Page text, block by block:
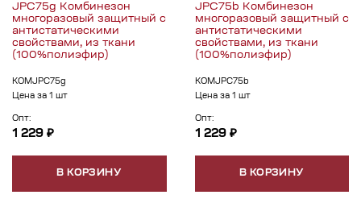
JPC75g Комбинезон
многоразовый защитный с
антистатическими
свойствами, из ткани
(100%полиэфир)
КОМJPC75g
Цена за 1 шт
Опт:
1 229 ₽
В КОРЗИНУ
JPC75b Комбинезон
многоразовый защитный с
антистатическими
свойствами, из ткани
(100%полиэфир)
КОМJPC75b
Цена за 1 шт
Опт:
1 229 ₽
В КОРЗИНУ